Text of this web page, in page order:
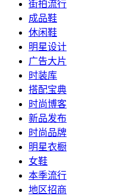
街拍流行
成品鞋
休闲鞋
明星设计
广告大片
时装库
搭配宝典
时尚博客
新品发布
时尚品牌
明星衣橱
女鞋
本季流行
地区招商